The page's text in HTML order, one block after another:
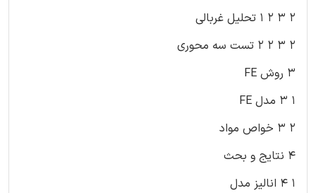
۲ ۳ ۲ ۱ تحلیل غربالی
۲ ۳ ۲ ۲ تست سه محوری
۳ روش FE
۱ ۳ مدل FE
۲ ۳ خواص مواد
۴ نتایج و بحث
۱ ۴ انالیز مدل